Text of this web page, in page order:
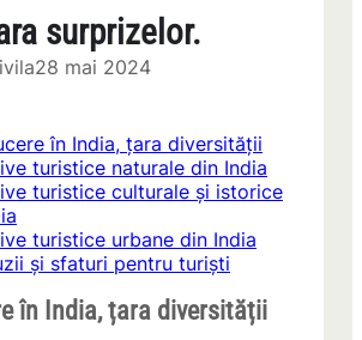
surprizelor.
28 mai 2024
în India, țara diversității
turistice naturale din India
turistice culturale și istorice
turistice urbane din India
și sfaturi pentru turiști
în India, țara diversității